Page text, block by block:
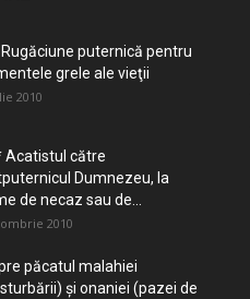
Rugăciune puternică pentru
grele ale vieţii
2010
către
Dumnezeu, la
de necaz sau de...
2010
păcatul malahiei
şi onaniei (pazei de